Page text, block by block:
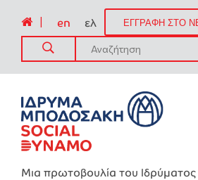
en ελ ΕΓΓΡΑΦΗ ΣΤΟ
Μια πρωτοβουλία του